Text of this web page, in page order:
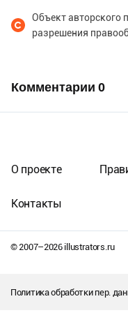
Объект авторского
разрешения
Комментарии 0
© 2007–2026illustrators.ru
О проекте
Контакты
Политика обработки пер.